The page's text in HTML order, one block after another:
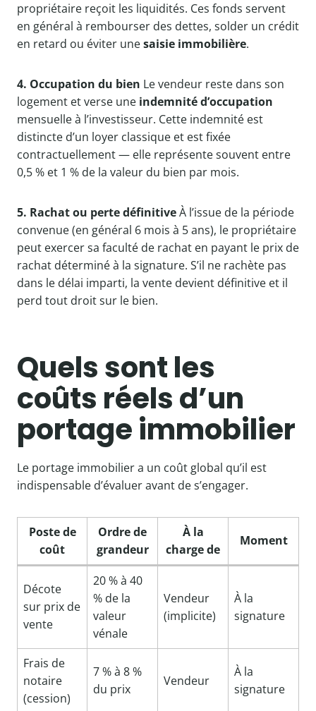
propriétaire reçoit les liquidités. Ces fonds servent
en général à rembourser des dettes, solder un crédit
en retard ou éviter unesaisie immobilière.
4. Occupation du bien Le vendeur reste dans son
logement et verse une indemnité d’occupation
mensuelle à l’investisseur. Cette indemnité est
distincte d’un loyer classique et est fixée
contractuellement — elle représente souvent entre
0,5 % et 1 % de la valeur du bien par mois.
5. Rachat ou perte définitiveÀ l’issue de la période
convenue (en général 6 mois à 5 ans), le propriétaire
peut exercer sa faculté de rachat en payant le prix de
rachat déterminé à la signature. S’il ne rachète pas
dans le délai imparti, la vente devient définitive et il
perd tout droit sur le bien.
Quels sont les
coûts réels d’un
portage immobilier
Le portage immobilier a un coût global qu’il est
indispensable d’évaluer avant de s’engager.
Poste de
coût
Ordre de
grandeur
À la
charge de
Moment
Décote
sur prix de
vente
20 % à 40
% de la
valeur
vénale
Vendeur
(implicite)
À la
signature
Frais de
notaire
(cession)
7 % à 8 %
du prix
Vendeur
À la
signature